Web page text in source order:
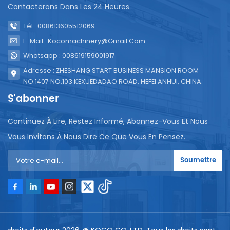
Contacterons Dans Les 24 Heures.
Tél : 008613605512069
E-Mail : Kocomachinery@gmail.com
Whatsapp : 008619159001917
Adresse : ZHESHANG START BUSINESS MANSION ROOM
NO.1407 NO.103 KEXUEDADAO ROAD, HEFEI ANHUI, CHINA.
S'abonner
Continuez À Lire, Restez Informé, Abonnez-Vous Et Nous
Vous Invitons À Nous Dire Ce Que Vous En Pensez.
Soumettre